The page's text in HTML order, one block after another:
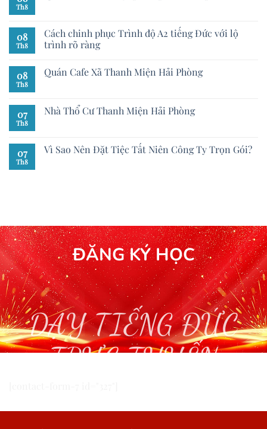
Th8
08
Th8
Cách chinh phục Trình độ A2 tiếng Đức với lộ
trình rõ ràng
08
Th8
Quán Cafe Xã Thanh Miện Hải Phòng
07
Th8
Nhà Thổ Cư Thanh Miện Hải Phòng
07
Th8
Vì Sao Nên Đặt Tiệc Tất Niên Công Ty Trọn Gói?
ĐĂNG KÝ HỌC
DẠY TIẾNG ĐỨC
TRỰC TUYẾN